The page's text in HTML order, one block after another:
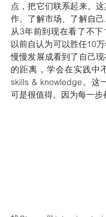
点，把它们联系起来。
作、了解市场、了解自己
从3年前到现在看了不
以前自认为可以胜任10
慢慢发展成看到了自己
的距离，学会在实践中
skills & knowledge。这
可是很值得。因为每一步